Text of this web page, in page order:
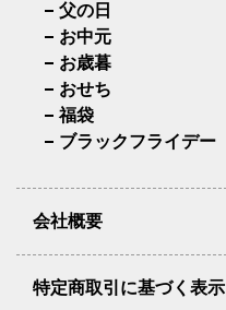
父の日
お中元
お歳暮
おせち
福袋
ブラックフライデー
会社概要
特定商取引に基づく表示